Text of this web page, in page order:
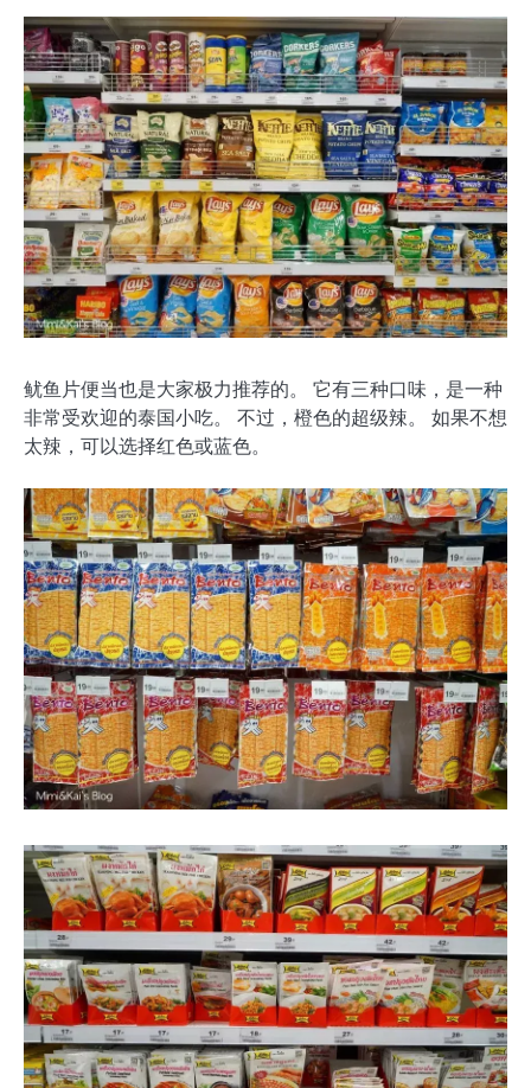
鱿鱼片便当也是大家极力推荐的。 它有三种口味，是一种
非常受欢迎的泰国小吃。 不过，橙色的超级辣。 如果不想
太辣，可以选择红色或蓝色。